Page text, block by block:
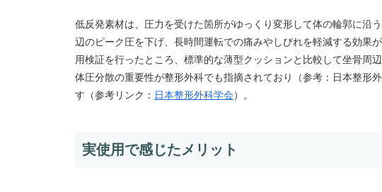
低反発素材は、圧力を受けた箇所がゆっくり変形して体の輪郭に沿
辺のピーク圧を下げ、長時間運転での痛みやしびれを軽減する効果
用検証を行ったところ、標準的な薄型クッションと比較して坐骨周
体圧分散の重要性が整形外科でも指摘されており（参考：日本整形
す（参考リンク： 日本整形外科学会）。
実使用で感じたメリット